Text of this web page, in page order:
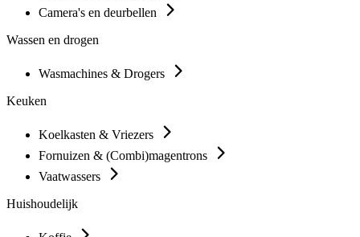
Camera's en deurbellen
Wassen en drogen
Wasmachines & Drogers
Keuken
Koelkasten & Vriezers
Fornuizen & (Combi)magentrons
Vaatwassers
Huishoudelijk